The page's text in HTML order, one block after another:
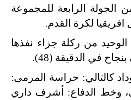
الجولة الرابعة للمجموعة
افريقيا لكرة القدم.
من ركلة جزاء نفذها
في الدقيقة (48).
كالتالي: حراسة المرمى:
وخط الدفاع: أشرف داري